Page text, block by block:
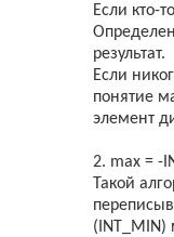
Если кто-
результат.
Если
понятие
элемент
2. max = -
Такой
(INT_MIN)